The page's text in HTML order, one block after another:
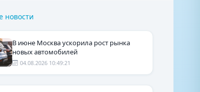
новости
В июне Москва ускорила рост рынка
новых автомобилей
04.08.2026 10:49:21